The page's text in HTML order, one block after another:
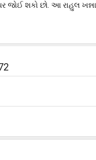
જોઈ શકો છો. આ રાહુલ